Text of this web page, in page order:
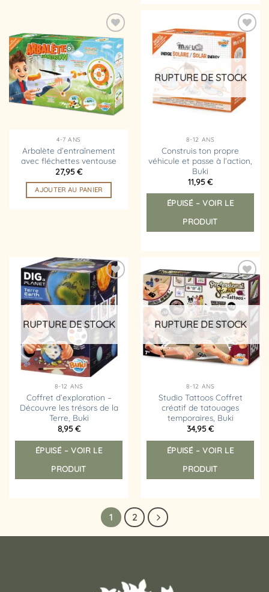
Ajouter
à la
liste
d’envies
4-7 ANS
Arbalète d’entraînement
avec fléchettes ventouse
27,95€
AJOUTER AU PANIER
Ajouter
à la
liste
d’envies
RUPTURE DE STOCK
8-12 ANS
Construis ton propre
véhicule et passe à l’action,
Buki
11,95€
ÉPUISÉ – VOIR LE
PRODUIT
Ajouter
à la
liste
d’envies
RUPTURE DE STOCK
8-12 ANS
Coffret d’exploration –
Découvre les trésors de la
Terre, Buki
8,95€
ÉPUISÉ – VOIR LE
PRODUIT
Ajouter
à la
liste
d’envies
RUPTURE DE STOCK
8-12 ANS
Studio Tattoos Coffret
créatif de tatouages
temporaires, Buki
34,95€
ÉPUISÉ – VOIR LE
PRODUIT
1 2